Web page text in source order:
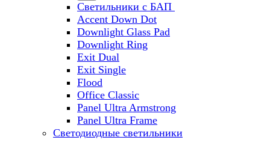
Светильники с БАП
Accent Down Dot
Downlight Glass Pad
Downlight Ring
Exit Dual
Exit Single
Flood
Office Classic
Panel Ultra Armstrong
Panel Ultra Frame
Светодиодные светильники